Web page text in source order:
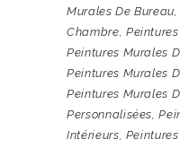
Murales De Bureau
Chambre,
Peintures Murales
Peintures Murales
Peintures Murales
Personnalisées,
Intérieurs,